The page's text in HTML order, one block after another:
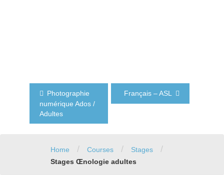
Photographie
numérique Ados /
Adultes
Français – ASL
Home / Courses / Stages /
Stages Œnologie adultes